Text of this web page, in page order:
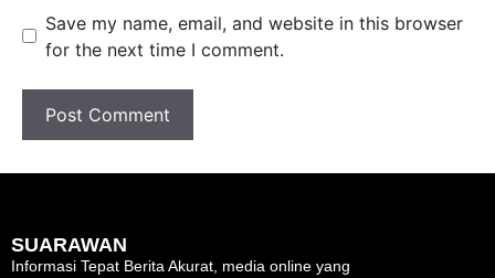
Save my name, email, and website in this browser
for the next time I comment.
SUARAWAN
Informasi Tepat Berita Akurat, media online yang